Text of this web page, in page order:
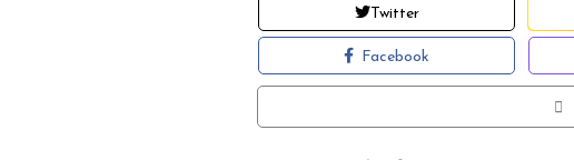
Twitter
Facebook